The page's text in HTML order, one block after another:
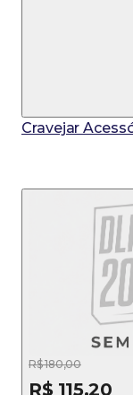
Cravejar
R$ 180,00
R$ 115,20